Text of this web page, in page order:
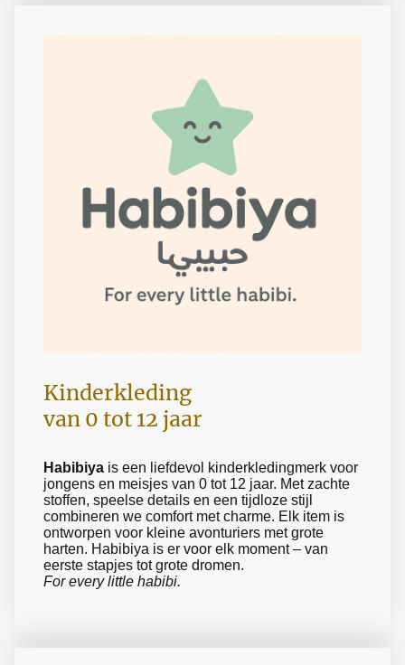
Kinderkleding
van 0 tot 12 jaar
Habibiya is een liefdevol kinderkledingmerk voor
jongens en meisjes van 0 tot 12 jaar. Met zachte
stoffen, speelse details en een tijdloze stijl
combineren we comfort met charme. Elk item is
ontworpen voor kleine avonturiers met grote
harten. Habibiya is er voor elk moment – van
eerste stapjes tot grote dromen.
For every little habibi.